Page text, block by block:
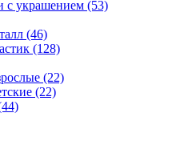
с украшением (53)
(46)
(128)
(22)
(22)